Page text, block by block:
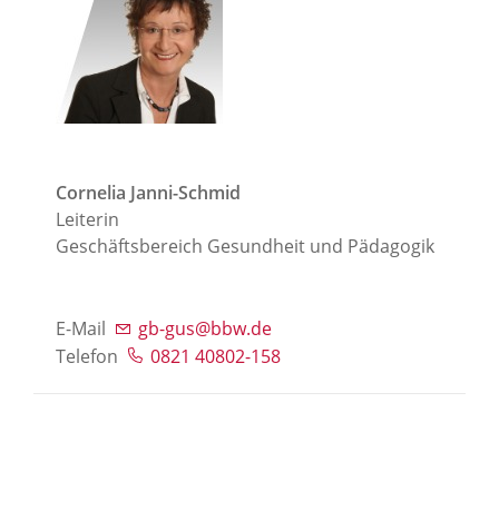
Cornelia Janni-Schmid
Leiterin
Geschäftsbereich Gesundheit und Pädagogik
E-Mail
gb-gus@bbw.de
Telefon
0821 40802-158